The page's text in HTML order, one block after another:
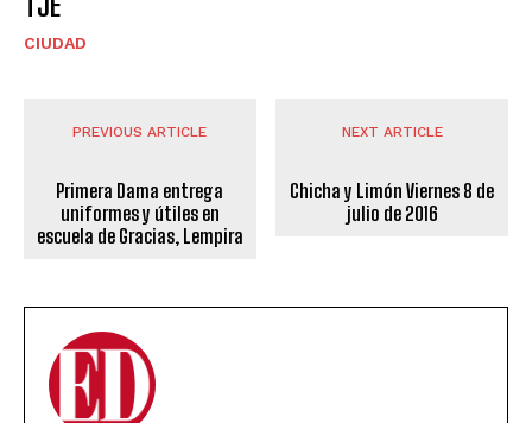
CIUDAD
PREVIOUS ARTICLE
Primera Dama entrega
uniformes y útiles en
escuela de Gracias, Lempira
NEXT ARTICLE
Chicha y Limón Viernes 8 de
julio de 2016